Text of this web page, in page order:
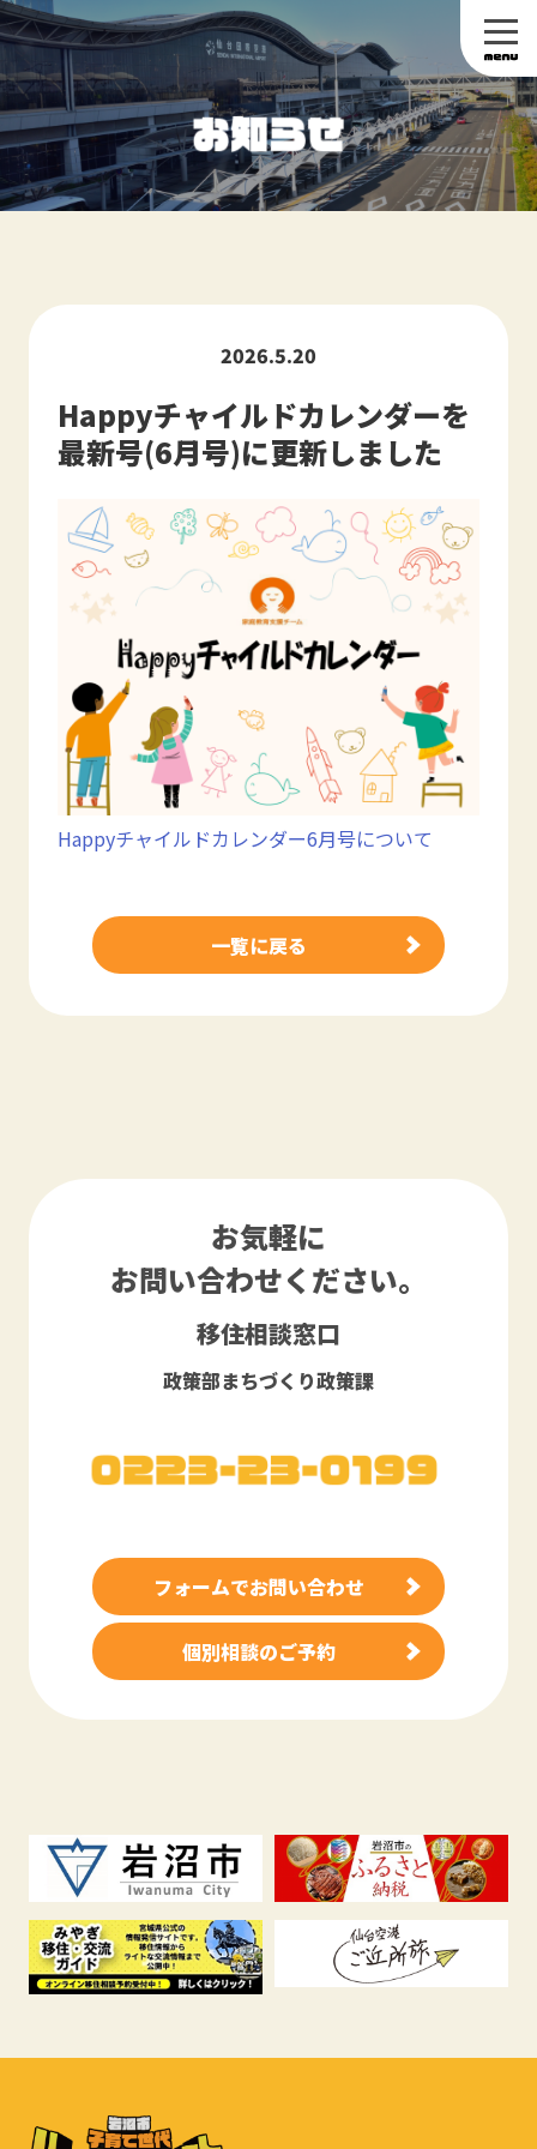
2026.5.20
Happyチャイルドカレンダーを
最新号(6月号)に更新しました
Happyチャイルドカレンダー6月号について
一覧に戻る
お気軽に
お問い合わせください。
移住相談窓口
政策部まちづくり政策課
フォームでお問い合わせ
個別相談のご予約